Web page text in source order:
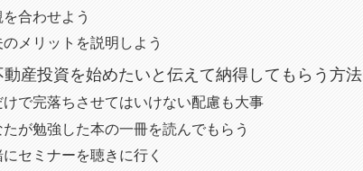
合わせよう
メリットを説明しよう
動産投資を始めたいと伝えて納得してもらう方法
けで完落ちさせてはいけない配慮も大事
が勉強した本の一冊を読んでもらう
セミナーを聴きに行く